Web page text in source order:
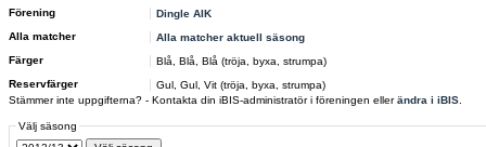
Förening
Dingle AIK
Alla matcher
Alla matcher aktuell säsong
Färger
Blå, Blå, Blå (tröja, byxa, strumpa)
Reservfärger
Gul, Gul, Vit (tröja, byxa, strumpa)
Stämmer inte uppgifterna? - Kontakta din iBIS-administratör i föreningen ellerändra i iBIS
Välj säsong